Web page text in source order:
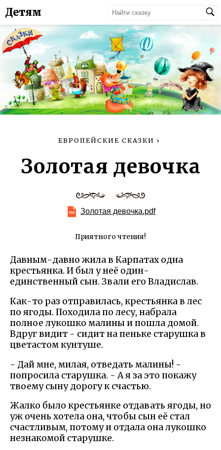
Детям
ЕВРОПЕЙСКИЕ СКАЗКИ ›
Золотaя дeвочка
Золотaя дeвочка.pdf
Приятного чтения!
Давным-давно жила в Карпатах одна
крестьянка. И был у неё один-
единственный сын. Звали его Владислав.
Как-то раз отправилась, крестьянка в лес
по ягоды. Походила по лесу, набрала
полное лукошко малины и пошла домой.
Вдруг видит - сидит на пеньке старушка в
цветастом кунтуше.
- Дай мне, милая, отведать малины! -
попросила старушка. - А я за это покажу
твоему сыну дорогу к счастью.
Жалко было крестьянке отдавать ягоды, но
уж очень хотела она, чтобы сын её стал
счастливым, потому и отдала она лукошко
незнакомой старушке.